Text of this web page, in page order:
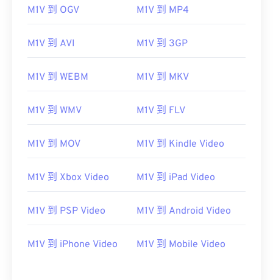
M1V 到 OGV M1V 到 MP4
M1V 到 AVI M1V 到 3GP
M1V 到 WEBM M1V 到 MKV
M1V 到 WMV M1V 到 FLV
M1V 到 MOV M1V 到 Kindle Video
M1V 到 Xbox Video M1V 到 iPad Video
M1V 到 PSP Video M1V 到 Android Video
M1V 到 iPhone Video M1V 到 Mobile Video